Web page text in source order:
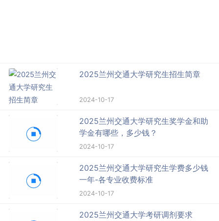
2025兰州交通大学研究生招生简章
2024-10-17
2025兰州交通大学研究生奖学金和助
学金有哪些，多少钱？
2024-10-17
2025兰州交通大学研究生学费多少钱
一年-各专业收费标准
2024-10-17
2025兰州交通大学考研调剂要求